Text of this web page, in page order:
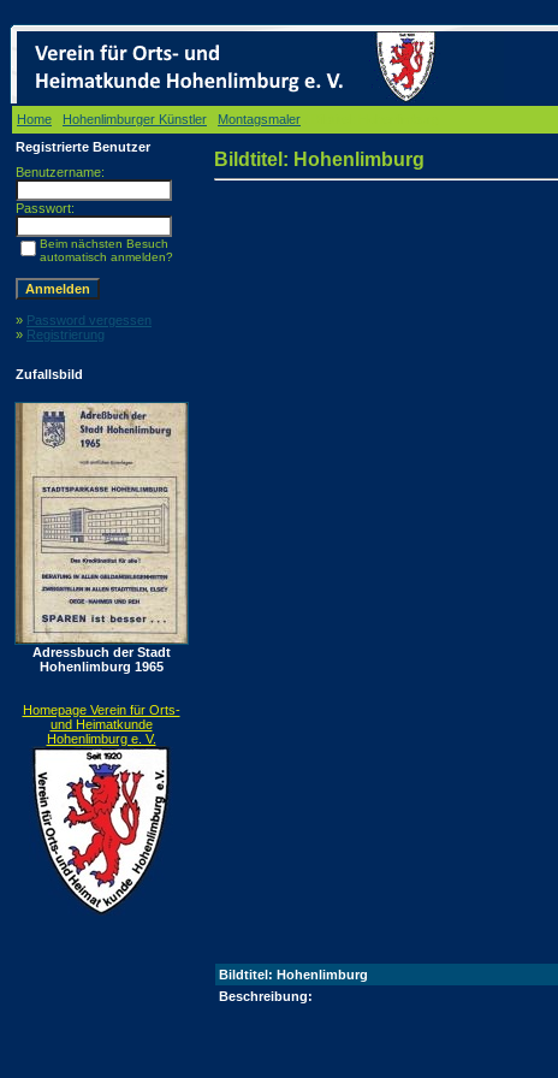
Home Hohenlimburger Künstler Montagsmaler
Registrierte Benutzer
Benutzername:
Passwort:
Beim nächsten Besuch
automatisch anmelden?
» Password vergessen
» Registrierung
Zufallsbild
Adressbuch der Stadt
Hohenlimburg 1965
Homepage Verein für Orts-
und Heimatkunde
Hohenlimburg e. V.
Bildtitel: Hohenlimburg
Bildtitel: Hohenlimburg
Beschreibung: